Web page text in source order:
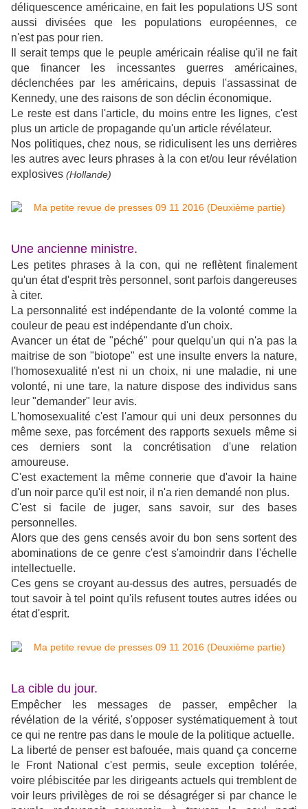
déliquescence américaine, en fait les populations US sont
aussi divisées que les populations européennes, ce
n'est pas pour rien.
Il serait temps que le peuple américain réalise qu'il ne fait
que financer les incessantes guerres américaines,
déclenchées par les américains, depuis l'assassinat de
Kennedy, une des raisons de son déclin économique.
Le reste est dans l'article, du moins entre les lignes, c'est
plus un article de propagande qu'un article révélateur.
Nos politiques, chez nous, se ridiculisent les uns derrières
les autres avec leurs phrases à la con et/ou leur révélation
explosives (Hollande)
Une ancienne ministre.
Les petites phrases à la con, qui ne reflètent finalement
qu'un état d'esprit très personnel, sont parfois dangereuses
à citer.
La personnalité est indépendante de la volonté comme la
couleur de peau est indépendante d'un choix.
Avancer un état de "péché" pour quelqu'un qui n'a pas la
maitrise de son "biotope" est une insulte envers la nature,
l'homosexualité n'est ni un choix, ni une maladie, ni une
volonté, ni une tare, la nature dispose des individus sans
leur "demander" leur avis.
L'homosexualité c'est l'amour qui uni deux personnes du
même sexe, pas forcément des rapports sexuels même si
ces derniers sont la concrétisation d'une relation
amoureuse.
C'est exactement la même connerie que d'avoir la haine
d'un noir parce qu'il est noir, il n'a rien demandé non plus.
C'est si facile de juger, sans savoir, sur des bases
personnelles.
Alors que des gens censés avoir du bon sens sortent des
abominations de ce genre c'est s'amoindrir dans l'échelle
intellectuelle.
Ces gens se croyant au-dessus des autres, persuadés de
tout savoir à tel point qu'ils refusent toutes autres idées ou
état d'esprit.
La cible du jour.
Empêcher les messages de passer, empêcher la
révélation de la vérité, s'opposer systématiquement à tout
ce qui ne rentre pas dans le moule de la politique actuelle.
La liberté de penser est bafouée, mais quand ça concerne
le Front National c'est permis, seule exception tolérée,
voire plébiscitée par les dirigeants actuels qui tremblent de
voir leurs privilèges de roi se désagréger si par chance le